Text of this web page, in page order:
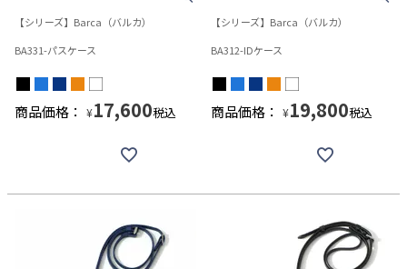
【シリーズ】Barca（バルカ）
BA331-パスケース
商品価格： ¥17,600税込
【シリーズ】Barca（バルカ）
BA312-IDケース
商品価格： ¥19,800税込